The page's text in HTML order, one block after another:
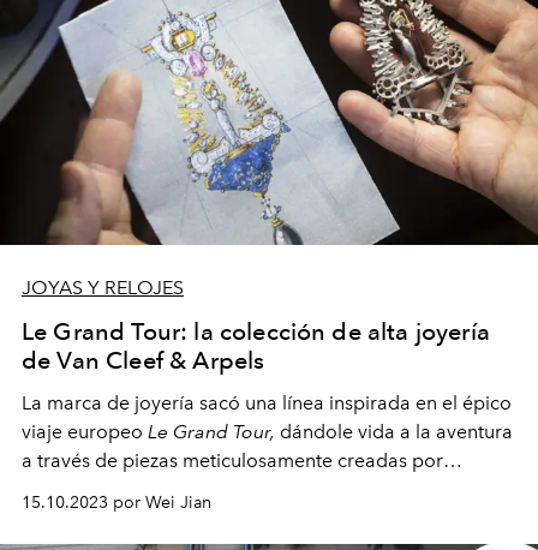
JOYAS Y RELOJES
Le Grand Tour: la colección de alta joyería
de Van Cleef & Arpels
La marca de joyería sacó una línea inspirada en el épico
viaje europeo Le Grand Tour, dándole vida a la aventura
a través de piezas meticulosamente creadas por
15.10.2023 por Wei Jian